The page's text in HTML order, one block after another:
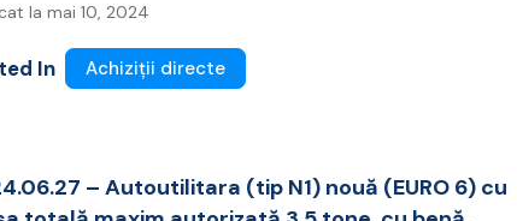
la mai 10, 2024
In Achiziții directe
– Autoutilitara (tip N1) nouă (EURO 6) cu